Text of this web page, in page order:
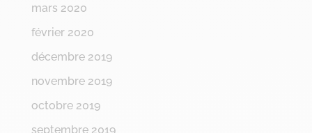
mars 2020
février 2020
décembre 2019
novembre 2019
octobre 2019
septembre 2019